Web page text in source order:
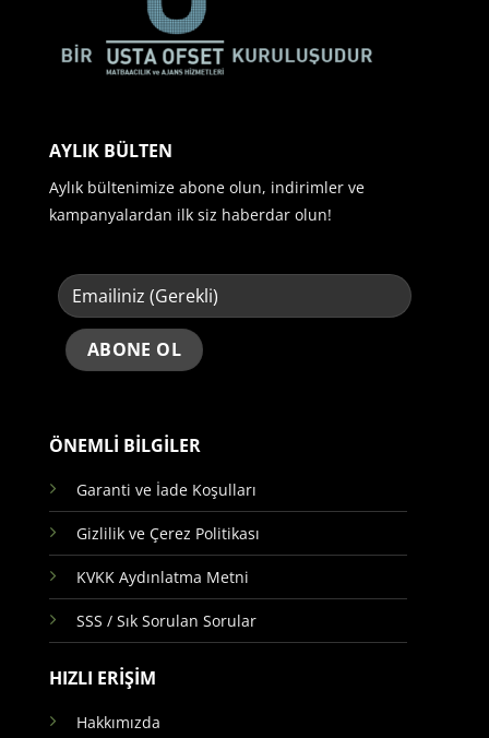
ÖNEMLİ BİLGİLER
Garanti ve İade Koşulları
Gizlilik ve Çerez Politikası
KVKK Aydınlatma Metni
SSS / Sık Sorulan Sorular
HIZLI ERİŞİM
Hakkımızda
AYLIK BÜLTEN
Aylık bültenimize abone olun, indirimler ve
kampanyalardan ilk siz haberdar olun!